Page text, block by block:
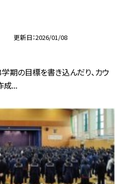
更新日 2026/01/08
期の目標を書き込んだり、カウ
成...